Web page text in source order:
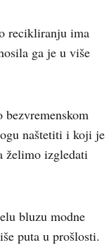
recikliranju ima
ga je u više
naštetiti i koji je
želimo izgledati
bluzu modne
puta u prošlosti.